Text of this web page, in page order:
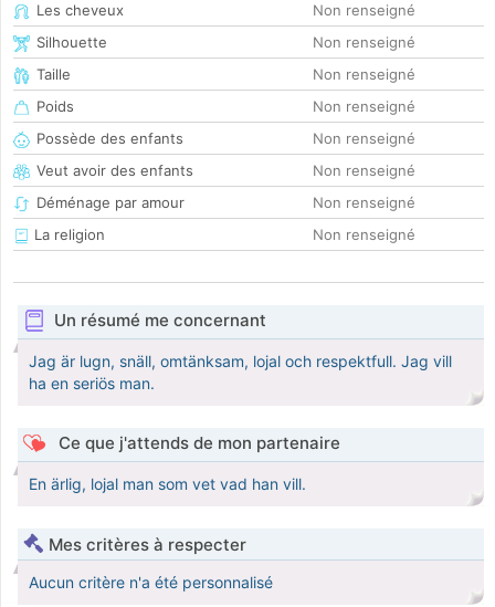
Les cheveux
Non renseigné
Silhouette
Non renseigné
Taille
Non renseigné
Poids
Non renseigné
Possède des enfants
Non renseigné
Veut avoir des enfants
Non renseigné
Déménage par amour
Non renseigné
La religion
Non renseigné
Un résumé me concernant
Jag är lugn, snäll, omtänksam, lojal och respektfull. Jag vill
ha en seriös man.
Ce que j'attends de mon partenaire
En ärlig, lojal man som vet vad han vill.
Mes critères à respecter
Aucun critère n'a été personnalisé